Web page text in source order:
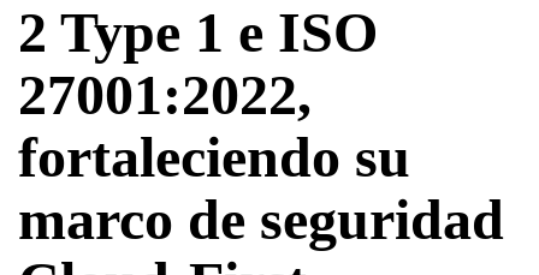
2 Type 1 e ISO
27001:2022,
fortaleciendo su
marco de seguridad